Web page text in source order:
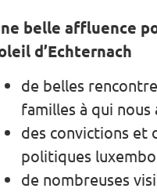
belle affluence
d’Echternach
de belles
familles à qui
des convictions et
politiques
de nombreuses